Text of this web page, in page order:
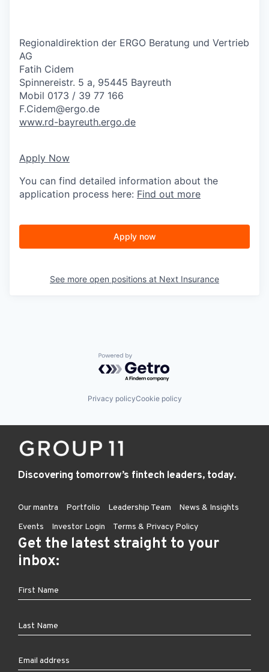
Regionaldirektion der ERGO Beratung und Vertrieb
AG
Fatih Cidem
Spinnereistr. 5 a, 95445 Bayreuth
Mobil 0173 / 39 77 166
F.Cidem@ergo.de
www.rd-bayreuth.ergo.de
Apply Now
You can find detailed information about the
application process here: Find out more
Apply now
See more open positions at Next Insurance
Powered by Getro.com
Privacy policyCookie policy
Discovering tomorrow’s fintech leaders, today.
Our mantra Portfolio Leadership Team
News & Insights
Events
Investor Login Terms & Privacy Policy
Get the latest straight to your
inbox: